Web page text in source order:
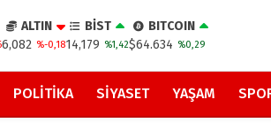
ALTIN
6,082 %-0,18
BİST
14,179 %1,42
BITCOIN
$64.634 %0,29
POLITIKA SIYASET YAŞAM